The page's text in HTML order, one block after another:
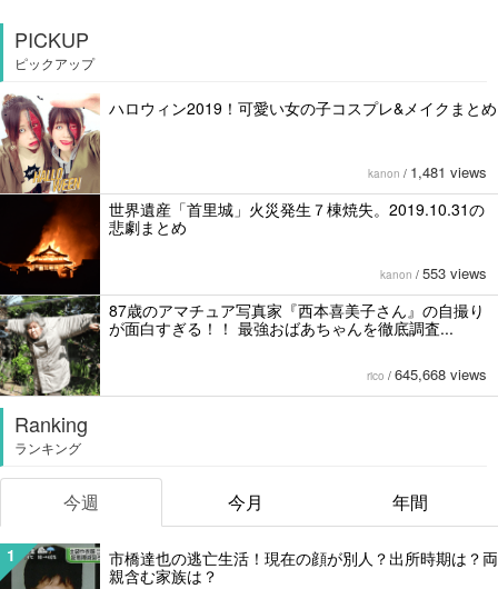
PICKUP
ピックアップ
ハロウィン2019！可愛い女の子コスプレ&メイクまとめ
kanon / 1,481 views
世界遺産「首里城」火災発生７棟焼失。2019.10.31の
悲劇まとめ
kanon / 553 views
87歳のアマチュア写真家『西本喜美子さん』の自撮り
が面白すぎる！！ 最強おばあちゃんを徹底調査...
rico / 645,668 views
Ranking
ランキング
今週 今月 年間
1
市橋達也の逃亡生活！現在の顔が別人？出所時期は？両
親含む家族は？